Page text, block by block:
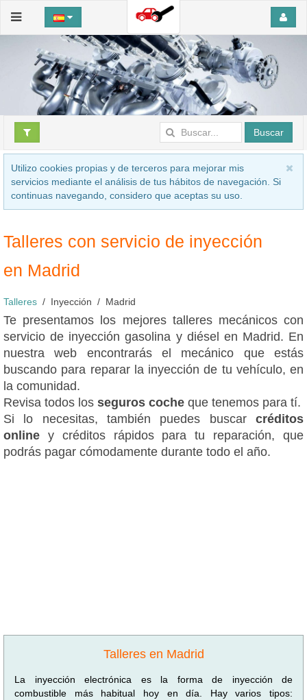
Buscar
Utilizo cookies propias y de terceros para mejorar mis
servicios mediante el análisis de tus hábitos de navegación. Si
continuas navegando, considero que aceptas su uso.
Talleres con servicio de inyección
en Madrid
Talleres Inyección Madrid
Te presentamos los mejores talleres mecánicos con
servicio de inyección gasolina y diésel en Madrid. En
nuestra web encontrarás el mecánico que estás
buscando para reparar la inyección de tu vehículo, en
la comunidad.
Revisa todos los seguros coche que tenemos para tí.
Si lo necesitas, también puedes buscar créditos
online y créditos rápidos para tu reparación, que
podrás pagar cómodamente durante todo el año.
Talleres en Madrid
La inyección electrónica es la forma de inyección de
combustible más habitual hoy en día. Hay varios tipos: